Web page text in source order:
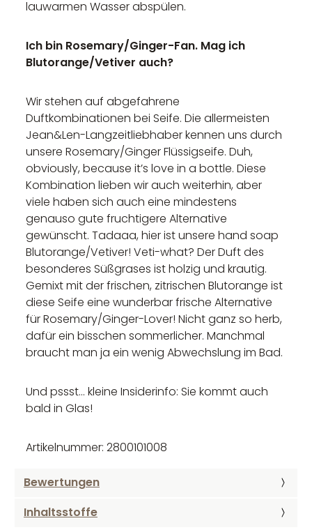
lauwarmen Wasser abspülen.
Ich bin Rosemary/Ginger-Fan. Mag ich
Blutorange/Vetiver auch?
Wir stehen auf abgefahrene
Duftkombinationen bei Seife. Die allermeisten
Jean&Len-Langzeitliebhaber kennen uns durch
unsere Rosemary/Ginger Flüssigseife. Duh,
obviously, because it’s love in a bottle. Diese
Kombination lieben wir auch weiterhin, aber
viele haben sich auch eine mindestens
genauso gute fruchtigere Alternative
gewünscht. Tadaaa, hier ist unsere hand soap
Blutorange/Vetiver! Veti-what? Der Duft des
besonderes Süßgrases ist holzig und krautig.
Gemixt mit der frischen, zitrischen Blutorange ist
diese Seife eine wunderbar frische Alternative
für Rosemary/Ginger-Lover! Nicht ganz so herb,
dafür ein bisschen sommerlicher. Manchmal
braucht man ja ein wenig Abwechslung im Bad.
Und pssst... kleine Insiderinfo: Sie kommt auch
bald in Glas!
Artikelnummer: 2800101008
Bewertungen
Inhaltsstoffe